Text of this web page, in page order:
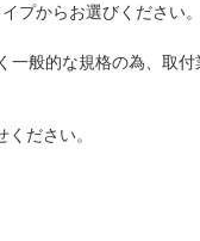
プからお選びください
般的な規格の為、取
ださい。